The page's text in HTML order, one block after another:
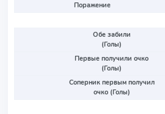
Поражение
Обе забили
(Голы)
Первые получили очко
(Голы)
Соперник первым получил
очко (Голы)